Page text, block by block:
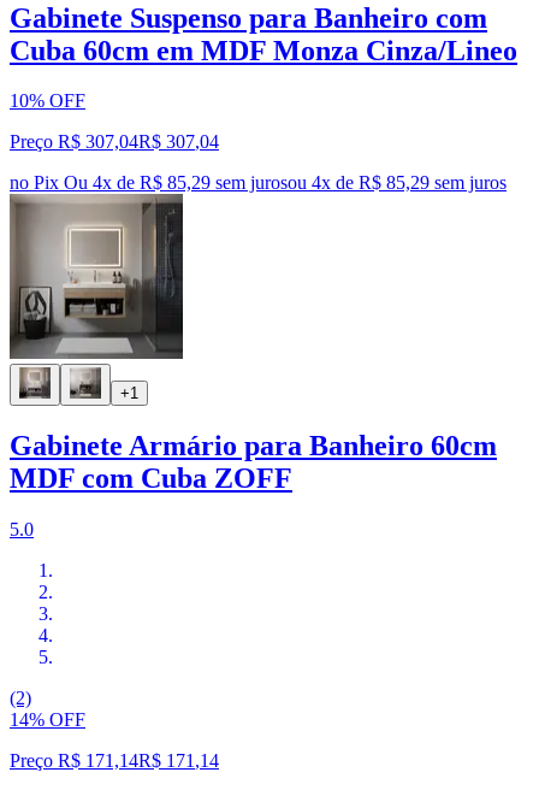
Gabinete Suspenso para Banheiro com
Cuba 60cm em MDF Monza Cinza/Lineo
10% OFF
Preço R$ 307,04R$ 307,04
no Pix Ou 4x de R$ 85,29 sem jurosou 4x de R$ 85,29 sem juros
+1
Gabinete Armário para Banheiro 60cm
MDF com Cuba ZOFF
5.0
(2)
14% OFF
Preço R$ 171,14R$ 171 ,14